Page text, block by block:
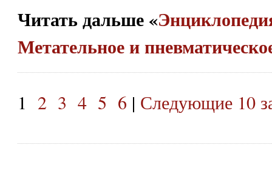
Читать дальше «
Метательное и
1 2 3 4 5 6 | Следующие 10